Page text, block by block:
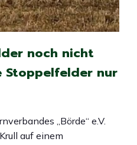
noch nicht
nur
„Börde“ e.V.
auf einem